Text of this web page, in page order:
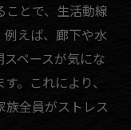
ルドアの価格
の見積もりの
イントを徹底
ことで、生活動線
例えば、廊下や水
ペースが気にな
。これにより、
全員がストレス